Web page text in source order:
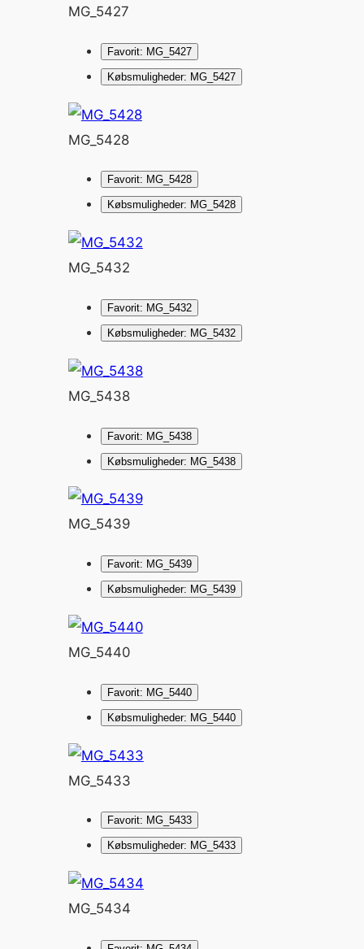
MG_5427
Favorit: MG_5427
Købsmuligheder: MG_5427
MG_5428
Favorit: MG_5428
Købsmuligheder: MG_5428
MG_5432
Favorit: MG_5432
Købsmuligheder: MG_5432
MG_5438
Favorit: MG_5438
Købsmuligheder: MG_5438
MG_5439
Favorit: MG_5439
Købsmuligheder: MG_5439
MG_5440
Favorit: MG_5440
Købsmuligheder: MG_5440
MG_5433
Favorit: MG_5433
Købsmuligheder: MG_5433
MG_5434